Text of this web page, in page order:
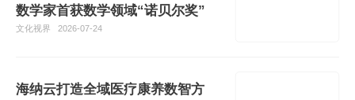
数学家首获数学领域“诺贝尔奖”
文化视界 2026-07-24
海纳云打造全域医疗康养数智方